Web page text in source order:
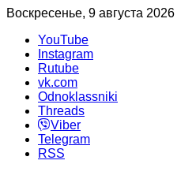
Воскресенье, 9 августа 2026
YouTube
Instagram
Rutube
vk.com
Odnoklassniki
Threads
Viber
Telegram
RSS